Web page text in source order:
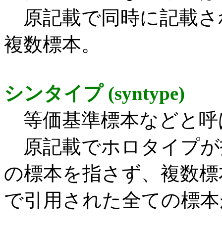
原記載で同時に記載
複数標本。
シンタイプ (syntype)
等価基準標本などと呼
原記載でホロタイプ
の標本を指さず、複数
で引用された全ての標